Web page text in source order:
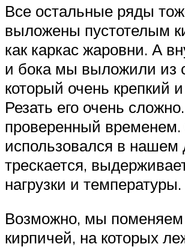
Все остальные ряды
выложены пустотелым
как каркас жаровни. А
и бока мы выложили из
который очень крепкий
Резать его очень
проверенный
использовался в нашем
трескается,
нагрузки и температуры.
Возможно, мы поменяем
кирпичей, на которых